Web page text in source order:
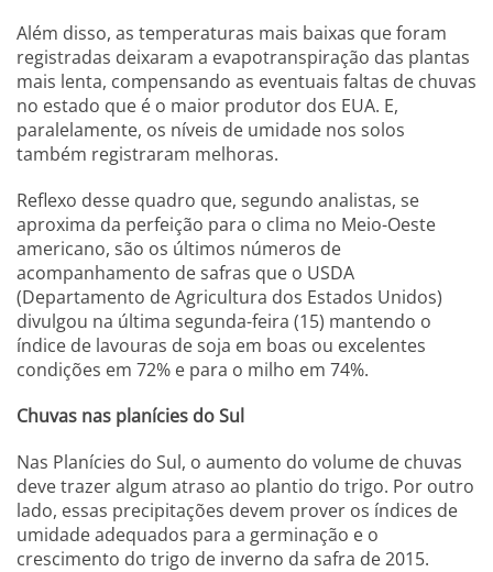
Além disso, as temperaturas mais baixas que foram
registradas deixaram a evapotranspiração das plantas
mais lenta, compensando as eventuais faltas de chuvas
no estado que é o maior produtor dos EUA. E,
paralelamente, os níveis de umidade nos solos
também registraram melhoras.
Reflexo desse quadro que, segundo analistas, se
aproxima da perfeição para o clima no Meio-Oeste
americano, são os últimos números de
acompanhamento de safras que o USDA
(Departamento de Agricultura dos Estados Unidos)
divulgou na última segunda-feira (15) mantendo o
índice de lavouras de soja em boas ou excelentes
condições em 72% e para o milho em 74%.
Chuvas nas planícies do Sul
Nas Planícies do Sul, o aumento do volume de chuvas
deve trazer algum atraso ao plantio do trigo. Por outro
lado, essas precipitações devem prover os índices de
umidade adequados para a germinação e o
crescimento do trigo de inverno da safra de 2015.